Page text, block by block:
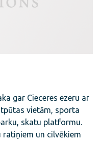
gar Cieceres ezeru ar
vietām, sporta
skatu platformu.
ratiņiem un cilvēkiem